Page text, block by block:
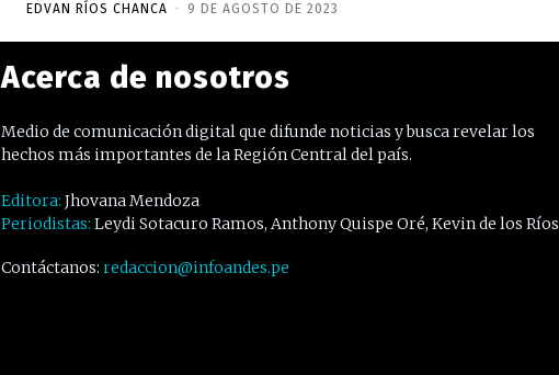
EDVAN RÍOS CHANCA - 9 DE AGOSTO DE 2023
Acerca de nosotros
Medio de comunicación digital que difunde noticias y busca revelar los
hechos más importantes de la Región Central del país.
Editora: Jhovana Mendoza
Periodistas: Leydi Sotacuro Ramos, Anthony Quispe Oré, Kevin de los Ríos
Contáctanos: redaccion@infoandes.pe